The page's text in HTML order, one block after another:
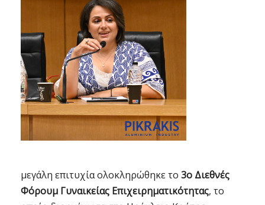
μεγάλη επιτυχία ολοκληρώθηκε το 3ο Διεθνές
Φόρουμ Γυναικείας Επιχειρηματικότητας, το